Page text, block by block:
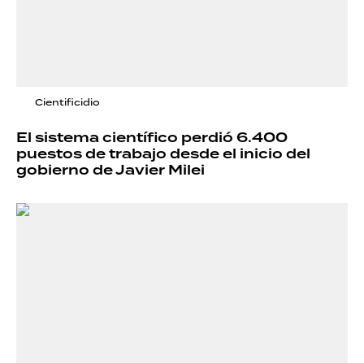
Cientificidio
El sistema científico perdió 6.400
puestos de trabajo desde el inicio del
gobierno de Javier Milei